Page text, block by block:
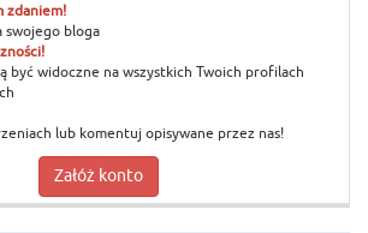
zdaniem!
swojego bloga
być widoczne na wszystkich Twoich profilach
lub komentuj opisywane przez nas!
Załóż konto